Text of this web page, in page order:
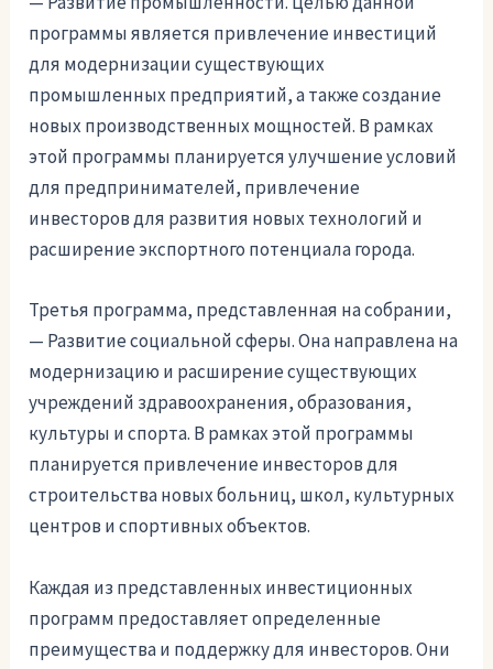
программы является привлечение инвестиций
для модернизации существующих
промышленных предприятий, а также создание
новых производственных мощностей. В рамках
этой программы планируется улучшение условий
для предпринимателей, привлечение
инвесторов для развития новых технологий и
расширение экспортного потенциала города.
Третья программа, представленная на собрании,
— Развитие социальной сферы. Она направлена на
модернизацию и расширение существующих
учреждений здравоохранения, образования,
культуры и спорта. В рамках этой программы
планируется привлечение инвесторов для
строительства новых больниц, школ, культурных
центров и спортивных объектов.
Каждая из представленных инвестиционных
программ предоставляет определенные
преимущества и поддержку для инвесторов. Они